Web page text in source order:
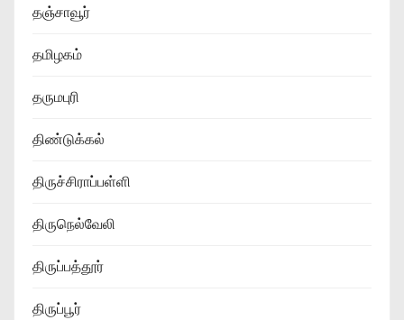
தஞ்சாவூர்
தமிழகம்
தருமபுரி
திண்டுக்கல்
திருச்சிராப்பள்ளி
திருநெல்வேலி
திருப்பத்தூர்
திருப்பூர்